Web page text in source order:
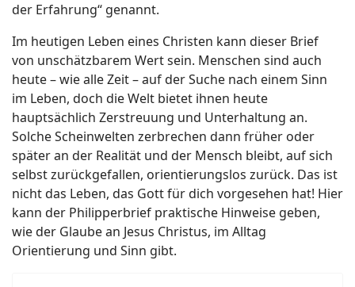
der Erfahrung“ genannt.
Im heutigen Leben eines Christen kann dieser Brief
von unschätzbarem Wert sein. Menschen sind auch
heute – wie alle Zeit – auf der Suche nach einem Sinn
im Leben, doch die Welt bietet ihnen heute
hauptsächlich Zerstreuung und Unterhaltung an.
Solche Scheinwelten zerbrechen dann früher oder
später an der Realität und der Mensch bleibt, auf sich
selbst zurückgefallen, orientierungslos zurück. Das ist
nicht das Leben, das Gott für dich vorgesehen hat! Hier
kann der Philipperbrief praktische Hinweise geben,
wie der Glaube an Jesus Christus, im Alltag
Orientierung und Sinn gibt.